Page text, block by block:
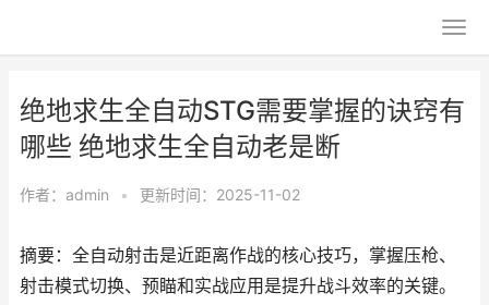
绝地求生全自动STG需要掌握的诀窍有
哪些 绝地求生全自动老是断
作者： admin • 更新时间：2025-11-02
摘要：全自动射击是近距离作战的核心技巧，掌握压枪、
射击模式切换、预瞄和实战应用是提升战斗效率的关键。